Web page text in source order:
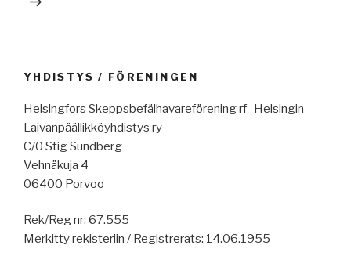
YHDISTYS / FÖRENINGEN
Helsingfors Skeppsbefälhavareförening rf -Helsingin
Laivanpäällikköyhdistys ry
C/0 Stig Sundberg
Vehnäkuja 4
06400 Porvoo
Rek/Reg nr: 67.555
Merkitty rekisteriin / Registrerats: 14.06.1955